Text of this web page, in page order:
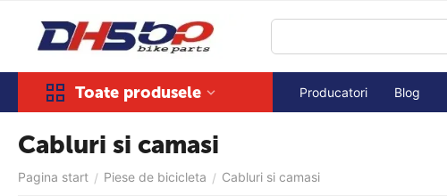
Toate produsele Producatori Blog
Cabluri si camasi
Pagina start / Piese de bicicleta / Cabluri si camasi